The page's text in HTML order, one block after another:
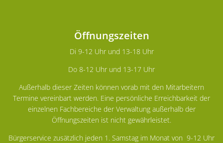
Öffnungszeiten
Di 9-12 Uhr und 13-18 Uhr
Do 8-12 Uhr und 13-17 Uhr
Außerhalb dieser Zeiten können vorab mit den Mitarbeitern
Termine vereinbart werden. Eine persönliche Erreichbarkeit der
einzelnen Fachbereiche der Verwaltung außerhalb der
Öffnungszeiten ist nicht gewährleistet.
Bürgerservice zusätzlich jeden 1. Samstag im Monat von 9-12 Uhr